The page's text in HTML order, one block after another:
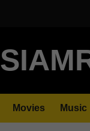
Movies Music